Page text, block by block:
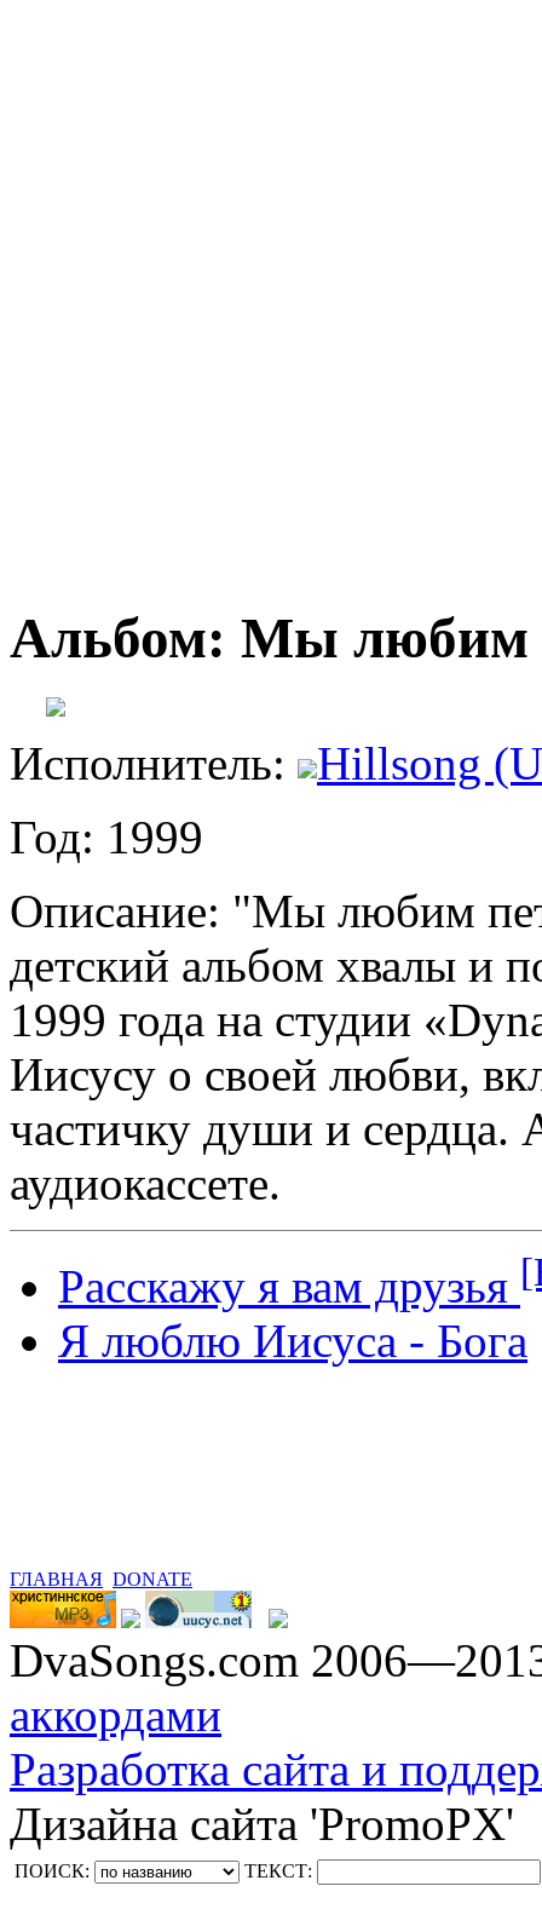
Альбом: Мы любим
Исполнитель:
Hillsong
Год: 1999
Описание: "Мы любим
детский альбом хвалы и
1999 года на студии
Иисусу о своей любви,
частичку души и
аудиокассете.
Расскажу я вам друзья
Я люблю Иисуса - Бога
ГЛАВНАЯ DONATE
DvaSongs.com
аккордами
Разработка сайта и
Дизайна сайта 'PromoPX'
ПОИСК: ТЕКСТ: